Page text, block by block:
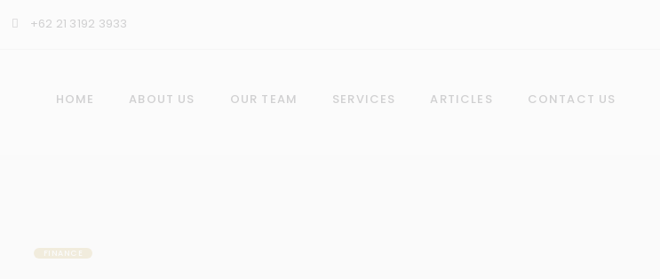
+62 21 3192 3933
HOME ABOUT US OUR TEAM SERVICES ARTICLES CONTACT US
FINANCE